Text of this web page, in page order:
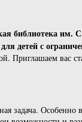
библиотека
детей с
Приглашаем вас
задача.